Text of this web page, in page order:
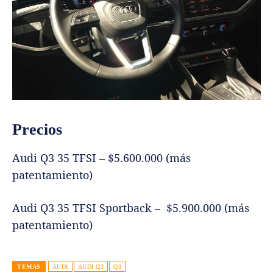
Precios
Audi Q3 35 TFSI – $5.600.000 (más
patentamiento)
Audi Q3 35 TFSI Sportback – $5.900.000 (más
patentamiento)
TEMAS AUDI AUDI Q3 Q3